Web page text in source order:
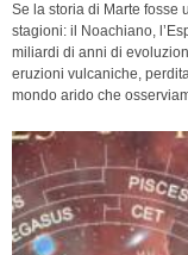
Se la storia di Marte fosse
stagioni: il Noachiano,
miliardi di anni di
eruzioni vulcaniche,
mondo arido che